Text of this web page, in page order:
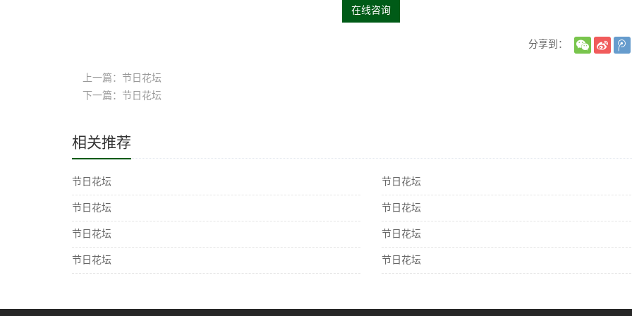
在线咨询
分享到：
上一篇：节日花坛
下一篇：节日花坛
相关推荐
节日花坛 节日花坛
节日花坛 节日花坛
节日花坛 节日花坛
节日花坛 节日花坛